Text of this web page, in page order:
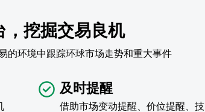
，挖掘交易良机
的环境中跟踪环球市场走势和重大事件
及时提醒
借助市场变动提醒、价位提醒、技